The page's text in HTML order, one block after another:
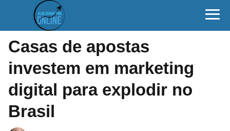
Casas de apostas
investem em marketing
digital para explodir no
Brasil